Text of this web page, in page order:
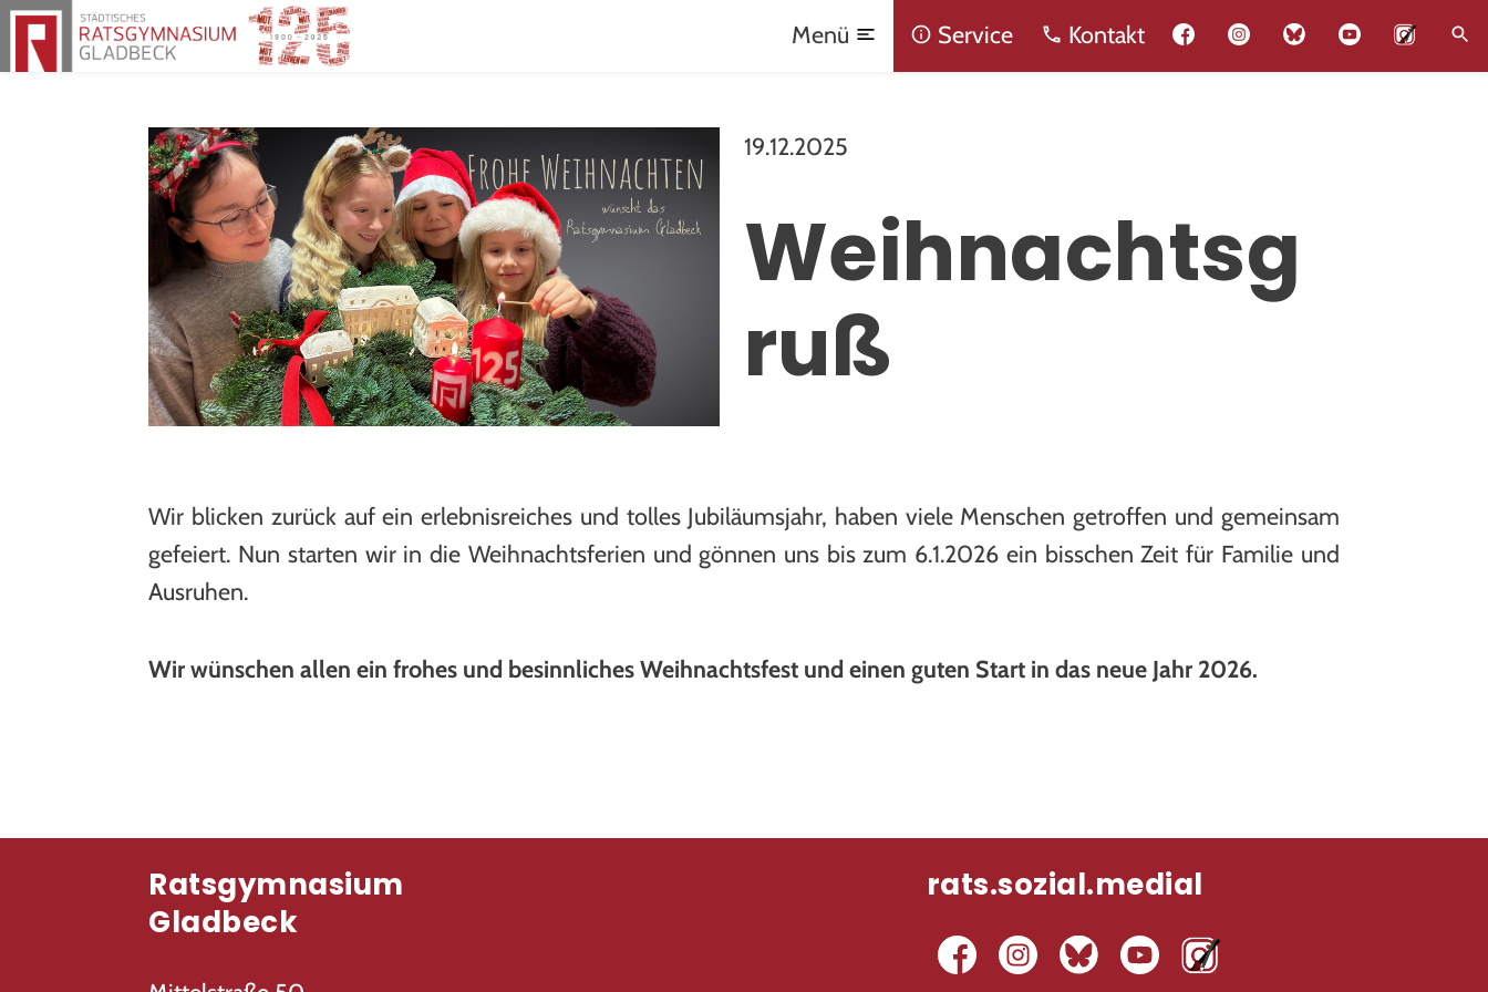
Menü Service Kontakt
19.12.2025
Weihnachtsg
ruß
Wir blicken zurück auf ein erlebnisreiches und tolles Jubiläumsjahr, haben viele Menschen getroffen und gemeinsam
gefeiert. Nun starten wir in die Weihnachtsferien und gönnen uns bis zum 6.1.2026 ein bisschen Zeit für Familie und
Ausruhen.
Wir wünschen allen ein frohes und besinnliches Weihnachtsfest und einen guten Start in das neue Jahr 2026.
Ratsgymnasium
Gladbeck
rats.sozial.medial